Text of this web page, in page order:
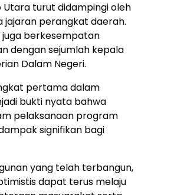
turut didampingi oleh
jajaran perangkat daerah.
berkesempatan
dengan sejumlah kepala
Dalam Negeri.
pertama dalam
bukti nyata bahwa
pelaksanaan program
signifikan bagi
yang telah terbangun,
dapat terus melaju